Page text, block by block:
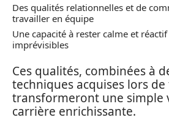
Des qualités relationnelles et de
travailler en équipe
Une capacité à rester calme et
imprévisibles
Ces qualités, combinées à
techniques acquises lors
transformeront une simple
carrière enrichissante.